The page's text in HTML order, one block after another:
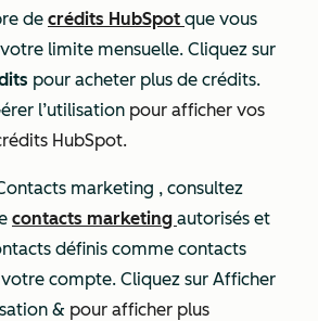
de crédits HubSpot que vous
limite mensuelle. Cliquez sur
pour acheter plus de crédits.
l’utilisation pour afficher vos
HubSpot.
marketing , consultez
contacts marketing autorisés et
définis comme contacts
compte. Cliquez sur Afficher
& pour afficher plus